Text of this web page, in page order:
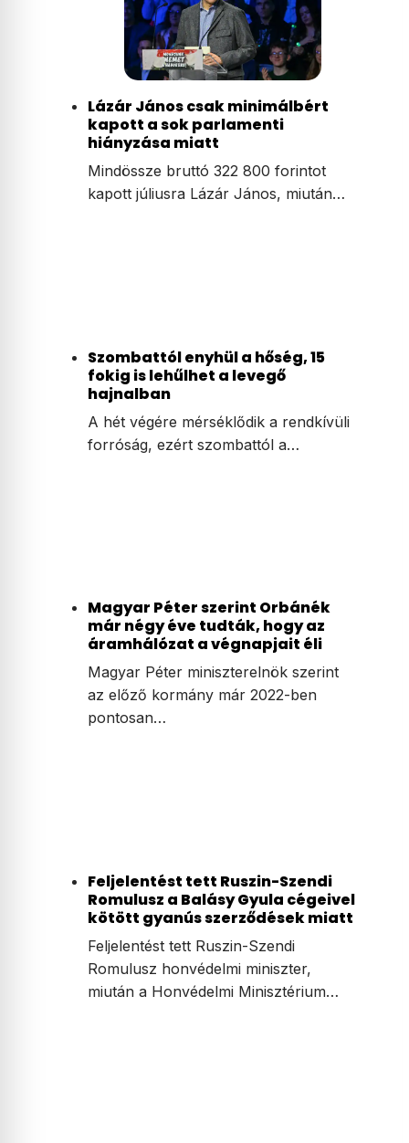
Lázár János csak minimálbért
kapott a sok parlamenti
hiányzása miatt
Mindössze bruttó 322 800 forintot
kapott júliusra Lázár János, miután…
Szombattól enyhül a hőség, 15
fokig is lehűlhet a levegő
hajnalban
A hét végére mérséklődik a rendkívüli
forróság, ezért szombattól a…
Magyar Péter szerint Orbánék
már négy éve tudták, hogy az
áramhálózat a végnapjait éli
Magyar Péter miniszterelnök szerint
az előző kormány már 2022-ben
pontosan…
Feljelentést tett Ruszin-Szendi
Romulusz a Balásy Gyula cégeivel
kötött gyanús szerződések miatt
Feljelentést tett Ruszin-Szendi
Romulusz honvédelmi miniszter,
miután a Honvédelmi Minisztérium…